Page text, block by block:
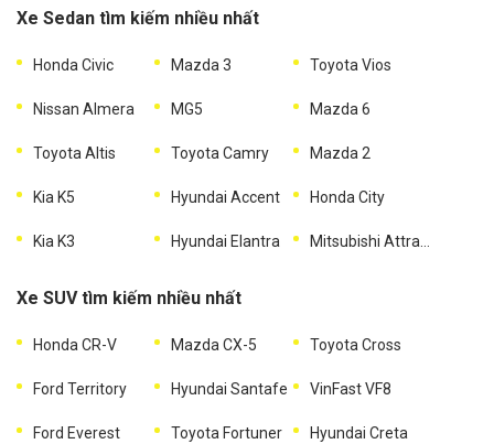
Xe Sedan tìm kiếm nhiều nhất
Honda Civic Mazda 3 Toyota Vios
Nissan Almera MG5 Mazda 6
Toyota Altis Toyota Camry Mazda 2
Kia K5 Hyundai Accent Honda City
Kia K3 Hyundai Elantra
Xe SUV tìm kiếm nhiều nhất
Honda CR-V Mazda CX-5 Toyota Cross
Ford Territory Hyundai Santafe VinFast VF8
Ford Everest Toyota Fortuner Hyundai Creta